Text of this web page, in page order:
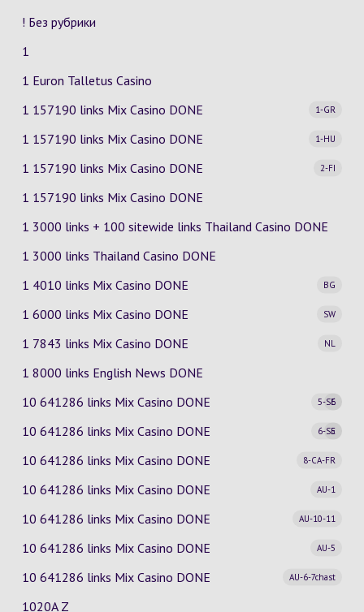
! Без рубрики
1
1 Euron Talletus Casino
1 157190 links Mix Casino
1-GR
DONE
1 157190 links Mix Casino
1-HU
DONE
1 157190 links Mix Casino
2-FI
DONE
1 157190 links Mix Casino DONE
1 3000 links + 100 sitewide links Thailand Casino DONE
1 3000 links Thailand Casino DONE
1 4010 links Mix Casino
BG
DONE
1 6000 links Mix Casino
SW
DONE
1 7843 links Mix Casino
NL
DONE
1 8000 links English News DONE
10 641286 links Mix Casino
5-SE
6
DONE
10 641286 links Mix Casino
6-SE
5
DONE
10 641286 links Mix Casino
8-CA-FR
DONE
10 641286 links Mix Casino
AU-1
DONE
10 641286 links Mix Casino
AU-10-11
DONE
10 641286 links Mix Casino
AU-5
DONE
10 641286 links Mix Casino
AU-6-7chast
DONE
1020A Z